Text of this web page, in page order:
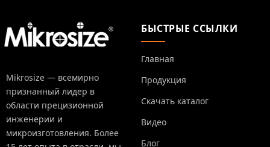
Mikrosize — всемирно
признанный лидер в
области прецизионной
инженерии и
микроизготовления. Более
БЫСТРЫЕ ССЫЛКИ
Главная
Продукция
Скачать каталог
Видео
Блог